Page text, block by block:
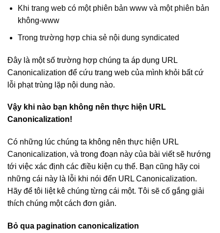
Khi trang web có một phiên bản www và một phiên bản
không-www
Trong trường hợp chia sẻ nội dung syndicated
Đây là một số trường hợp chúng ta áp dụng URL
Canonicalization để cứu trang web của mình khỏi bất cứ
lỗi phạt trùng lặp nội dung nào.
Vậy khi nào bạn không nên thực hiện URL
Canonicalization!
Có những lúc chúng ta không nên thực hiện URL
Canonicalization, và trong đoạn này của bài viết sẽ hướng
tới việc xác định các điều kiện cụ thể. Bạn cũng hãy coi
những cái này là lỗi khi nói đến URL Canonicalization.
Hãy để tôi liệt kê chúng từng cái một. Tôi sẽ cố gắng giải
thích chúng một cách đơn giản.
Bỏ qua pagination canonicalization